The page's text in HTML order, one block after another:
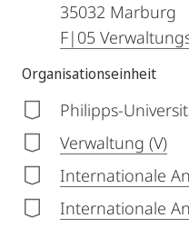
35032 Marburg
F|05
Organisationseinheit
Philipps-
Verwaltung (V)
Internationale
Internationale